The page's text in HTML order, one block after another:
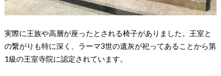
実際に王族や高層が座ったとされる椅子がありました。王室と
の繋がりも特に深く、ラーマ3世の遺灰が祀ってあることから第
1級の王室寺院に認定されています。